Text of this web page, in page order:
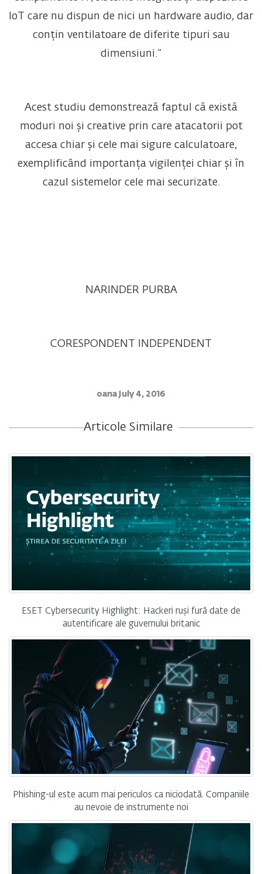
IoT care nu dispun de nici un hardware audio, dar
conțin ventilatoare de diferite tipuri sau
dimensiuni.”
Acest studiu demonstrează faptul că există
moduri noi și creative prin care atacatorii pot
accesa chiar și cele mai sigure calculatoare,
exemplificând importanța vigilenței chiar și în
cazul sistemelor cele mai securizate.
NARINDER PURBA
CORESPONDENT INDEPENDENT
oana July 4, 2016
Articole Similare
ESET Cybersecurity Highlight: Hackeri ruși fură date de
autentificare ale guvernului britanic
Phishing-ul este acum mai periculos ca niciodată. Companiile
au nevoie de instrumente noi